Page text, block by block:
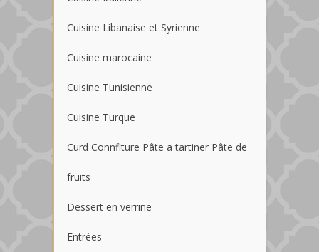
Cuisine Libanaise et Syrienne
Cuisine marocaine
Cuisine Tunisienne
Cuisine Turque
Curd Connfiture Pâte a tartiner Pâte de
fruits
Dessert en verrine
Entrées